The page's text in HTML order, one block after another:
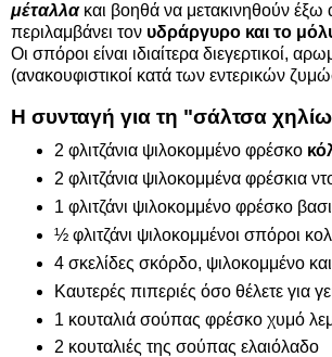
μέταλλακαι βοηθά να μετακινηθούν
περιλαμβάνει τον υδράργυρο και το
Οι σπόροι είναι ιδιαίτερα διεγερτικοί,
(ανακουφιστικοί κατά των εντερικών
Η συνταγή για τη "σάλτσα
2 φλιτζάνια ψιλοκομμένο φρέσκο
2 φλιτζάνια ψιλοκομμένα φρέσκια
1 φλιτζάνι ψιλοκομμένο φρέσκο
½ φλιτζάνι ψιλοκομμένοι σπόροι
4 σκελίδες σκόρδο, ψιλοκομμένο
Καυτερές πιπεριές όσο θέλετε για
1 κουταλιά σούπας φρέσκο χυμό
2 κουταλιές της σούπας ελαιόλαδο